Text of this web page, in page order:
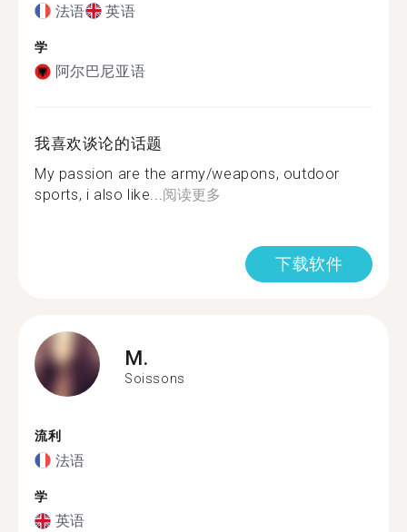
法语 英语
学
阿尔巴尼亚语
我喜欢谈论的话题
My passion are the army/weapons, outdoor
sports, i also like...阅读更多
下载软件
M.
Soissons
流利
法语
学
英语